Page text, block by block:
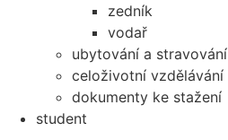
zedník
vodař
ubytování a stravování
celoživotní vzdělávání
dokumenty ke stažení
student